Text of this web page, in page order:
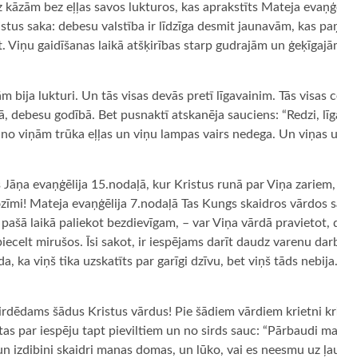
kāzām bez eļļas savos lukturos, kas aprakstīts Mateja
saka: debesu valstība ir līdzīga desmit jaunavām, kas
Viņu gaidīšanas laikā atšķirības starp gudrajām un
bija lukturi. Un tās visas devās pretī līgavainim. Tās visas
debesu godībā. Bet pusnaktī atskanēja sauciens: “Redzi,
viņām trūka eļļas un viņu lampas vairs nedega. Un viņas
evaņģēlija 15.nodaļā, kur Kristus runā par Viņa
Mateja evaņģēlija 7.nodaļā Tas Kungs skaidros vārdos
laikā paliekot bezdievīgam, – var Viņa vārdā pravietot,
mirušos. Īsi sakot, ir iespējams darīt daudz varenu
ka viņš tika uzskatīts par garīgi dzīvu, bet viņš tāds
šādus Kristus vārdus! Pie šādiem vārdiem krietni
par iespēju tapt pieviltiem un no sirds sauc: “Pārbaudi
izdibini skaidri manas domas, un lūko, vai es neesmu uz